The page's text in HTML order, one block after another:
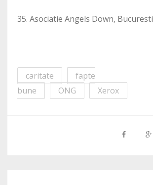
35. Asociatie Angels Down, Bucuresti
caritate
fapte
bune
ONG Xerox